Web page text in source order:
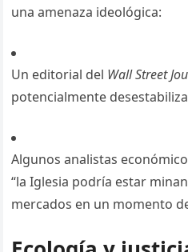
una amenaza ideológica:
Un editorial del Wall Street
potencialmente
Algunos analistas
“la Iglesia podría estar
mercados en un momento